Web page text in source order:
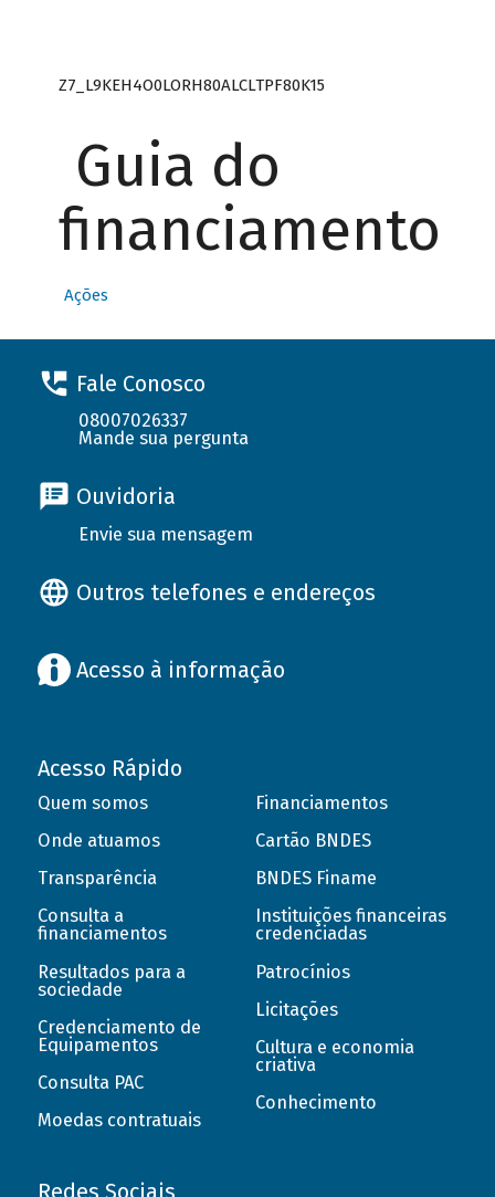
Z7_L9KEH4O0LORH80ALCLTPF80K15
Guia do
financiamento
Ações
Fale Conosco
08007026337
Mande sua pergunta
Ouvidoria
Envie sua mensagem
Outros telefones e endereços
Acesso à informação
Acesso Rápido
Quem somos
Onde atuamos
Transparência
Consulta a
financiamentos
Resultados para a
sociedade
Credenciamento de
Equipamentos
Consulta PAC
Moedas contratuais
Financiamentos
Cartão BNDES
BNDES Finame
Instituições financeiras
credenciadas
Patrocínios
Licitações
Cultura e economia
criativa
Conhecimento